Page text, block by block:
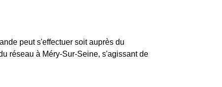
peut s'effectuer soit auprès du
réseau à Méry-Sur-Seine, s'agissant de